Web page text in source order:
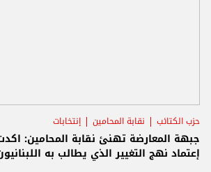
حزب الكتائب نقابة المحامين إنتخابات
جبهة المعارضة تهنئ نقابة المحامين:
إعتماد نهج التغيير الذي يطالب به